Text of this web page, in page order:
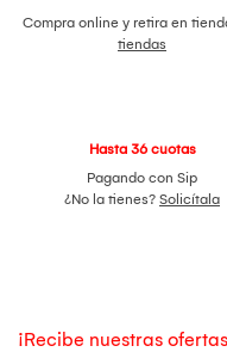
Compra online y retira en
tiendas
Hasta 36 cuotas
Pagando con Sip
¿No la tienes? Solicítala
¡Recibe nuestras